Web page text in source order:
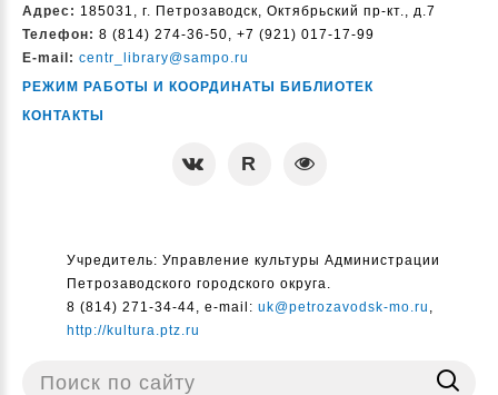
Адрес: 185031, г. Петрозаводск, Октябрьский пр-кт., д.7
Телефон: 8 (814) 274-36-50, +7 (921) 017-17-99
E-mail: centr_library@sampo.ru
РЕЖИМ РАБОТЫ И КООРДИНАТЫ БИБЛИОТЕК
КОНТАКТЫ
Учредитель: Управление культуры Администрации
Петрозаводского городского округа.
8 (814) 271-34-44, e-mail: uk@petrozavodsk-mo.ru ,
http://kultura.ptz.ru
Поиск